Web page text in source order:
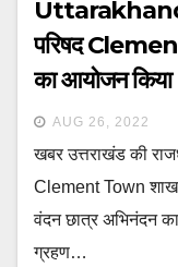
Uttarakhand
परिषद
का आयोजन किया
AUG 26, 2022
खबर उत्तराखंड की
Clement Town
वंदन छात्र अभिनंदन
ग्रहण…